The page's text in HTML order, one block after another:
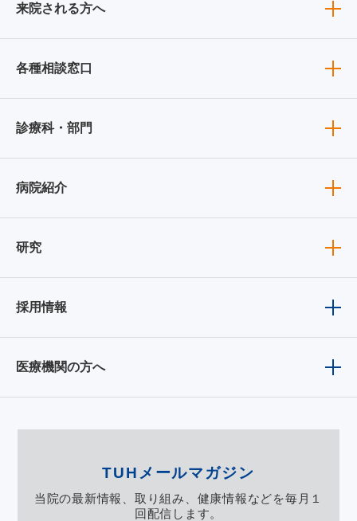
来院される方へ
各種相談窓口
診療科・部門
病院紹介
研究
採用情報
医療機関の方へ
TUHメールマガジン
当院の最新情報、取り組み、健康情報などを毎月１
回配信します。